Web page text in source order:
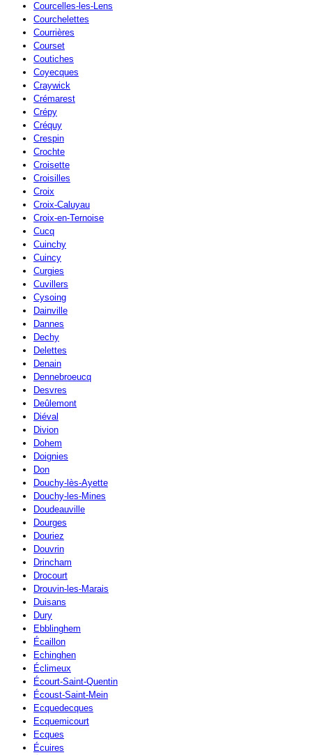
Courcelles-les-Lens
Courchelettes
Courrières
Courset
Coutiches
Coyecques
Craywick
Crémarest
Crépy
Créquy
Crespin
Crochte
Croisette
Croisilles
Croix
Croix-Caluyau
Croix-en-Ternoise
Cucq
Cuinchy
Cuincy
Curgies
Cuvillers
Cysoing
Dainville
Dannes
Dechy
Delettes
Denain
Dennebroeucq
Desvres
Deûlemont
Diéval
Divion
Dohem
Doignies
Don
Douchy-lès-Ayette
Douchy-les-Mines
Doudeauville
Dourges
Douriez
Douvrin
Drincham
Drocourt
Drouvin-les-Marais
Duisans
Dury
Ebblinghem
Écaillon
Echinghen
Éclimeux
Écourt-Saint-Quentin
Écoust-Saint-Mein
Ecquedecques
Ecquemicourt
Ecques
Écuires